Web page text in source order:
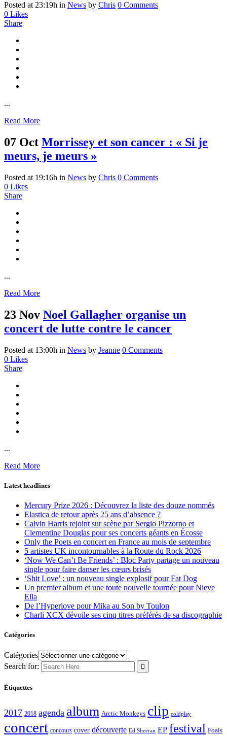
Posted at 23:19h in News by Chris 0 Comments
0 Likes
Share
...
Read More
07 Oct Morrissey et son cancer : « Si je
meurs, je meurs »
Posted at 19:16h in News by Chris 0 Comments
0 Likes
Share
...
Read More
23 Nov Noel Gallagher organise un
concert de lutte contre le cancer
Posted at 13:00h in News by Jeanne 0 Comments
0 Likes
Share
...
Read More
Latest headlines
Mercury Prize 2026 : Découvrez la liste des douze nommés
Elastica de retour après 25 ans d’absence ?
Calvin Harris rejoint sur scène par Sergio Pizzorno et
Clementine Douglas pour ses concerts géants en Écosse
Only the Poets en concert en France au mois de septembre
5 artistes UK incontournables à la Route du Rock 2026
‘Now We Can’t Be Friends’ : Bloc Party partage un nouveau
single pour faire danser les cœurs brisés
‘Shit Love’ : un nouveau single explosif pour Fat Dog
Un premier album et une toute nouvelle tournée pour Nieve
Ella
De l’Hyperlove pour Mika au Son by Toulon
Charli XCX dévoile ses cinq titres préférés de sa discographie
Catégories
Catégories
Search for:
Étiquettes
2017 2018 agenda album Arctic Monkeys clip coldplay
concert concours cover découverte Ed Sheeran EP festival Foals